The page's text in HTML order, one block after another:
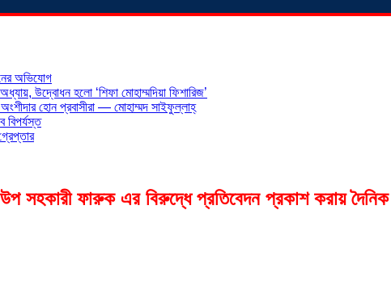
অভিযোগ
উদ্বোধন হলো ‘শিফা মোহাম্মদিয়া ফিশারিজ’
হোন প্রবাসীরা — মোহাম্মদ সাইফুল্লাহ্
বিপর্যস্ত
সহকারী ফারুক এর বিরুদ্ধে প্রতিবেদন প্রকাশ করায়